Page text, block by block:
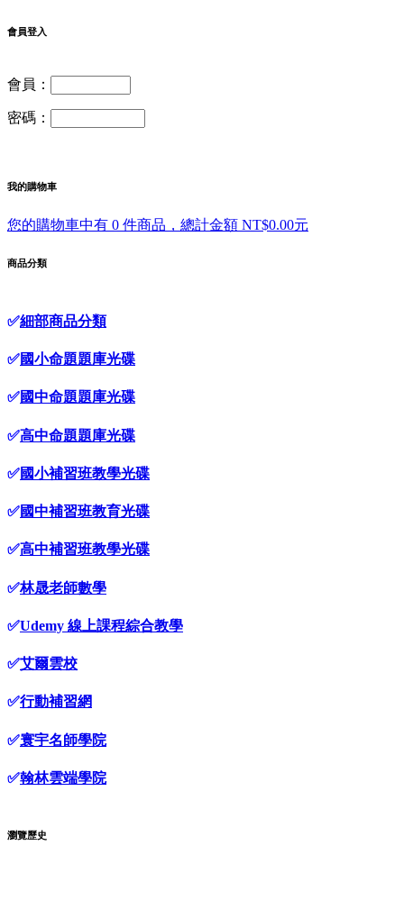
會員登入
會員：
密碼：
我的購物車
您的購物車中有 0 件商品，總計金額 NT$0.00元
商品分類
✅細部商品分類
✅國小命題題庫光碟
✅國中命題題庫光碟
✅高中命題題庫光碟
✅國小補習班教學光碟
✅國中補習班教育光碟
✅高中補習班教學光碟
✅林晟老師數學
✅Udemy 線上課程綜合教學
✅艾爾雲校
✅行動補習網
✅寰宇名師學院
✅翰林雲端學院
瀏覽歷史